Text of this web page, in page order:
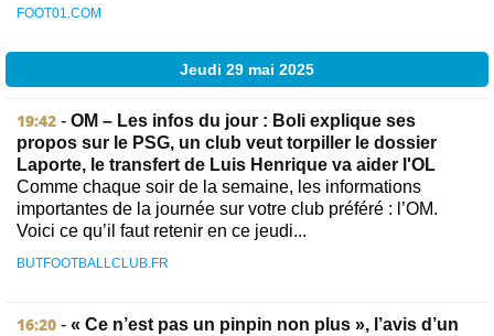
FOOT01.COM
Jeudi 29 mai 2025
19:42 - OM – Les infos du jour : Boli explique ses
propos sur le PSG, un club veut torpiller le dossier
Laporte, le transfert de Luis Henrique va aider l'OL
Comme chaque soir de la semaine, les informations
importantes de la journée sur votre club préféré : l’OM.
Voici ce qu’il faut retenir en ce jeudi...
BUTFOOTBALLCLUB.FR
16:20 - « Ce n’est pas un pinpin non plus », l’avis d’un